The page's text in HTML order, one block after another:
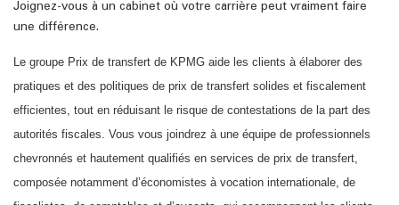
Joignez-vous à un cabinet où votre carrière peut vraiment faire
une différence.
Le groupe Prix de transfert de KPMG aide les clients à élaborer des
pratiques et des politiques de prix de transfert solides et fiscalement
efficientes, tout en réduisant le risque de contestations de la part des
autorités fiscales. Vous vous joindrez à une équipe de professionnels
chevronnés et hautement qualifiés en services de prix de transfert,
composée notamment d’économistes à vocation internationale, de